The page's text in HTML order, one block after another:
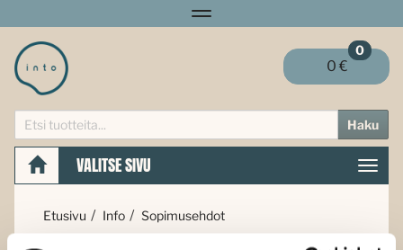
Navigaatio
0 €
0
Haku
VALITSE SIVU
Etusivu Info Sopimusehdot